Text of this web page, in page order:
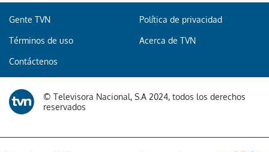
Gente TVN Política de privacidad
Términos de uso Acerca de TVN
Contáctenos
© Televisora Nacional, S.A 2024, todos los derechos
reservados